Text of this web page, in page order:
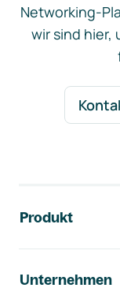
Networking-
wir sind hier,
Produkt
Unternehmen